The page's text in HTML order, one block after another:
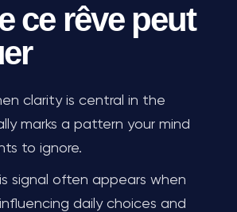
ce rêve peut
clarity is central in the
marks a pattern your mind
to ignore.
signal often appears when
daily choices and